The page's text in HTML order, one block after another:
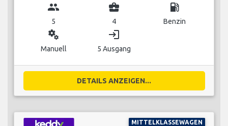
group
5
business_center
4
local_gas_station
Benzin
miscellaneous_services
Manuell
login
5 Ausgang
DETAILS ANZEIGEN...
MITTELKLASSEWAGEN